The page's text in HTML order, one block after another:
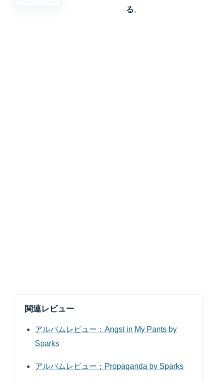
る。
関連レビュー
アルバムレビュー：Angst in My Pants by
Sparks
アルバムレビュー：Propaganda by Sparks